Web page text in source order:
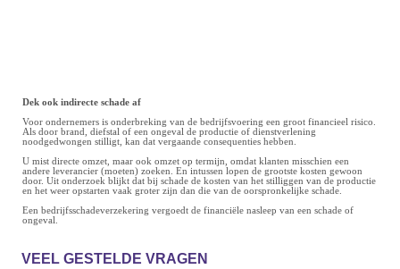
Dek ook indirecte schade af
Voor ondernemers is onderbreking van de bedrijfsvoering een groot financieel risico.
Als door brand, diefstal of een ongeval de productie of dienstverlening
noodgedwongen stilligt, kan dat vergaande consequenties hebben.
U mist directe omzet, maar ook omzet op termijn, omdat klanten misschien een
andere leverancier (moeten) zoeken. En intussen lopen de grootste kosten gewoon
door. Uit onderzoek blijkt dat bij schade de kosten van het stilliggen van de productie
en het weer opstarten vaak groter zijn dan die van de oorspronkelijke schade.
Een bedrijfsschadeverzekering vergoedt de financiële nasleep van een schade of
ongeval.
VEEL GESTELDE VRAGEN